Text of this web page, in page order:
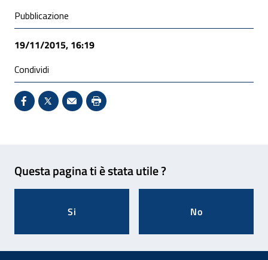
Condivisione social
Pubblicazione
19/11/2015, 16:19
Condividi
Condividi su Facebook - Sito esterno - Apertura in
X - Sito esterno - Apertura in nuova finestra
Invio Mail: apre il programma di posta
Stampa pagina: scelta meno
Questa pagina ti è stata utile ?
Si No